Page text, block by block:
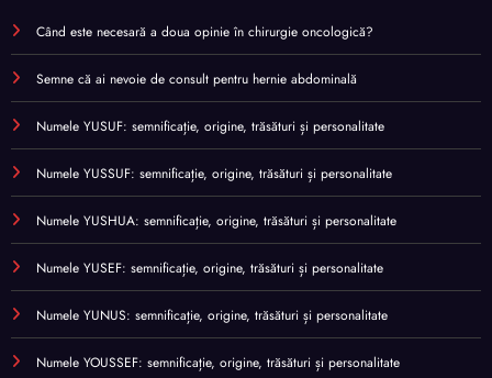
Când este necesară a doua opinie în chirurgie oncologică?
Semne că ai nevoie de consult pentru hernie abdominală
Numele YUSUF: semnificație, origine, trăsături și personalitate
Numele YUSSUF: semnificație, origine, trăsături și personalitate
Numele YUSHUA: semnificație, origine, trăsături și personalitate
Numele YUSEF: semnificație, origine, trăsături și personalitate
Numele YUNUS: semnificație, origine, trăsături și personalitate
Numele YOUSSEF: semnificație, origine, trăsături și personalitate